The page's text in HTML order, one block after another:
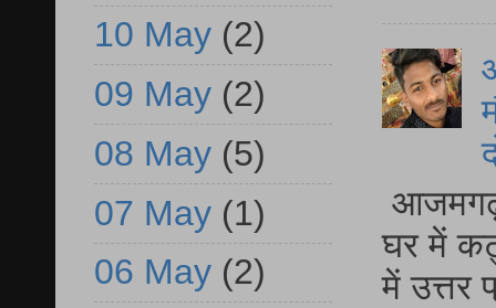
घर में
में
10 May (2)
09 May (2)
08 May (5)
07 May (1)
06 May (2)